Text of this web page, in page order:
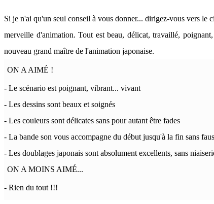
Si je n'ai qu'un seul conseil à vous donner... dirigez-vous vers
merveille d'animation. Tout est beau, délicat, travaillé,
nouveau grand maître de l'animation japonaise.
ON A AIMÉ !
- Le scénario est poignant, vibrant... vivant
- Les dessins sont beaux et soignés
- Les couleurs sont délicates sans pour autant être fades
- La bande son vous accompagne du début jusqu'à la fin sans
- Les doublages japonais sont absolument excellents, sans
ON A MOINS AIMÉ...
- Rien du tout !!!